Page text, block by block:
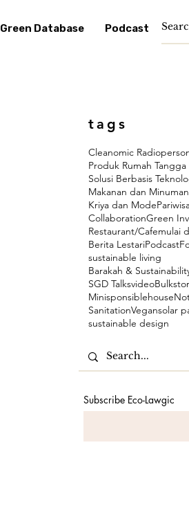
Green Database Podcast
tags
Cleanomic Radio
Produk Rumah Tangga
Solusi Berbasis
Makanan dan Minuman
Kriya dan Mode
CollaborationGreen
Restaurant/Cafemulai
Berita LestariPodcast
sustainable living
Barakah &
SGD Talksvideo
Minisponsiblehouse
SanitationVegansolar
sustainable design
Subscribe Eco-Lawgic